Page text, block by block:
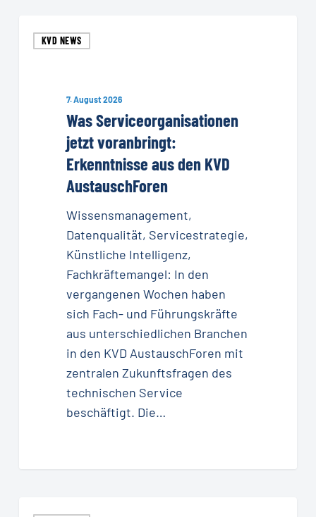
KVD NEWS
Serviceorganisationen
Erkenntnisse
AustauschForen
7. August 2026
Was Serviceorganisationen
jetzt voranbringt:
Erkenntnisse aus den KVD
AustauschForen
Wissensmanagement,
Datenqualität, Servicestrategie,
Künstliche Intelligenz,
Fachkräftemangel: In den
vergangenen Wochen haben
sich Fach- und Führungskräfte
aus unterschiedlichen Branchen
in den KVD AustauschForen mit
zentralen Zukunftsfragen des
technischen Service
beschäftigt. Die…